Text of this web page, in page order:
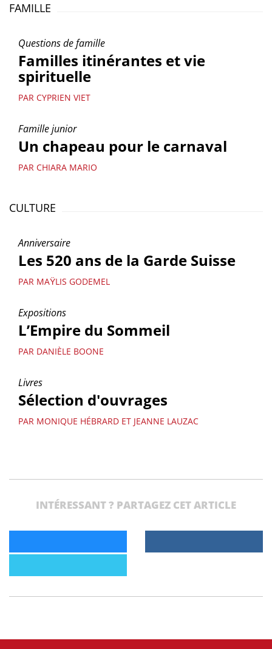
FAMILLE
Questions de famille
Familles itinérantes et vie
spirituelle
PAR CYPRIEN VIET
Famille junior
Un chapeau pour le carnaval
PAR CHIARA MARIO
CULTURE
Anniversaire
Les 520 ans de la Garde Suisse
PAR MAŸLIS GODEMEL
Expositions
L’Empire du Sommeil
PAR DANIÈLE BOONE
Livres
Sélection d'ouvrages
PAR MONIQUE HÉBRARD ET JEANNE LAUZAC
INTÉRESSANT ? PARTAGEZ CET ARTICLE